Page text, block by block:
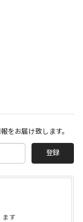
をお届け致します。
登録
す